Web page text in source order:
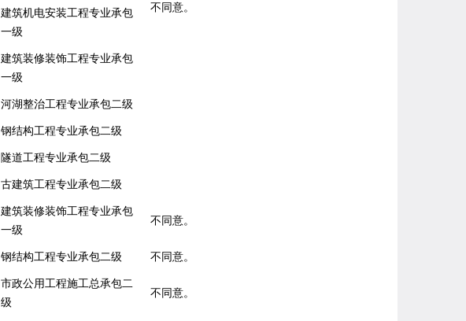
不同意。
建筑机电安装工程专业承包
一级
建筑装修装饰工程专业承包
一级
河湖整治工程专业承包二级
钢结构工程专业承包二级
隧道工程专业承包二级
古建筑工程专业承包二级
建筑装修装饰工程专业承包
一级
不同意。
钢结构工程专业承包二级 不同意。
市政公用工程施工总承包二
级
不同意。